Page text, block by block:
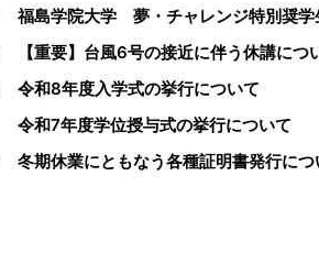
福島学院大学 夢・チャレンジ特別奨学
【重要】台風6号の接近に伴う休講につ
令和8年度入学式の挙行について
令和7年度学位授与式の挙行について
冬期休業にともなう各種証明書発行につ